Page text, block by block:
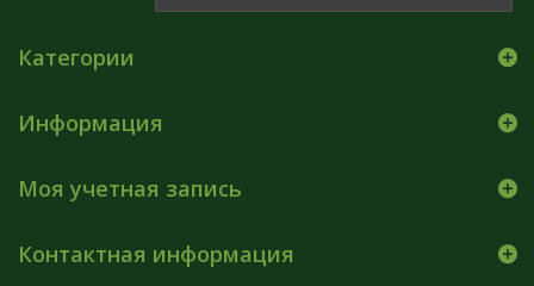
Категории
Информация
Моя учетная запись
Контактная информация